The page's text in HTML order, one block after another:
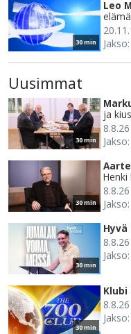
30 min
Leo
Uusimmat
30 min
ja
30 min
30 min
30 min
Klubi